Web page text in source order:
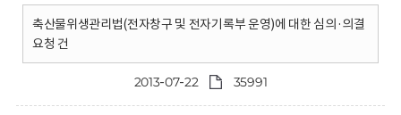
축산물위생관리법(전자창구 및 전자기록부 운영)에 대한 심의·의결
요청 건
2013-07-22 35991